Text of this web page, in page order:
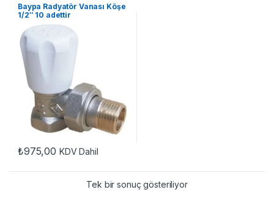
Baypa Radyatör Vanası Köşe
1/2″ 10 adettir
₺975,00 KDV Dahil
Tek bir sonuç gösteriliyor